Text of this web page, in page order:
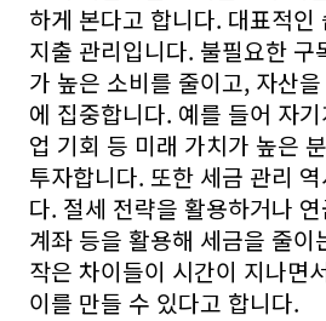
하게 본다고 합니다. 대표적인
지출 관리입니다. 불필요한 구
가 높은 소비를 줄이고, 자산
에 집중합니다. 예를 들어 자
업 기회 등 미래 가치가 높은
투자합니다. 또한 세금 관리
다. 절세 전략을 활용하거나
계좌 등을 활용해 세금을 줄이
작은 차이들이 시간이 지나면
이를 만들 수 있다고 합니다.